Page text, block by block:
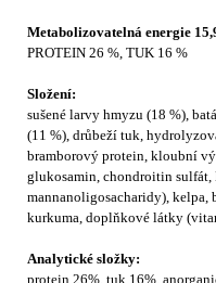
Metabolizovatelná energie
PROTEIN 26 %, TUK 16 %
Složení:
sušené larvy hmyzu (18 %),
(11 %), drůbeží tuk,
bramborový protein, kloubní
glukosamin, chondroitin
mannanoligosacharidy), kelpa,
kurkuma, doplňkové látky
Analytické složky:
protein 26%, tuk 16%,